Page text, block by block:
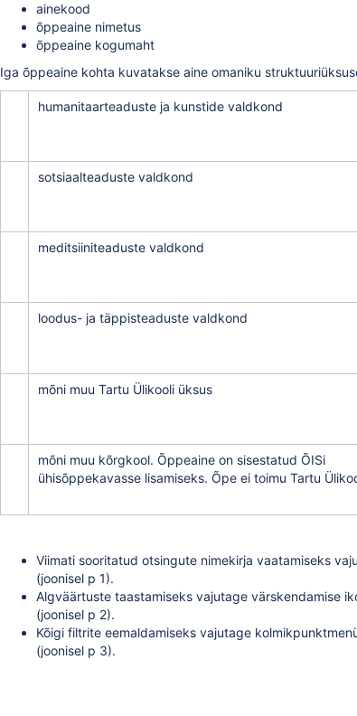
ainekood
õppeaine nimetus
õppeaine kogumaht
Iga õppeaine kohta kuvatakse aine omaniku
humanitaarteaduste ja kunstide valdkond
sotsiaalteaduste valdkond
meditsiiniteaduste valdkond
loodus- ja täppisteaduste valdkond
mõni muu Tartu Ülikooli üksus
mõni muu kõrgkool. Õppeaine on sisestatud ÕISi
ühisõppekavasse lisamiseks. Õpe ei toimu Tartu
Viimati sooritatud otsingute nimekirja vaatamiseks
(joonisel p 1).
Algväärtuste taastamiseks vajutage värskendamise
(joonisel p 2).
Kõigi filtrite eemaldamiseks vajutage
(joonisel p 3).